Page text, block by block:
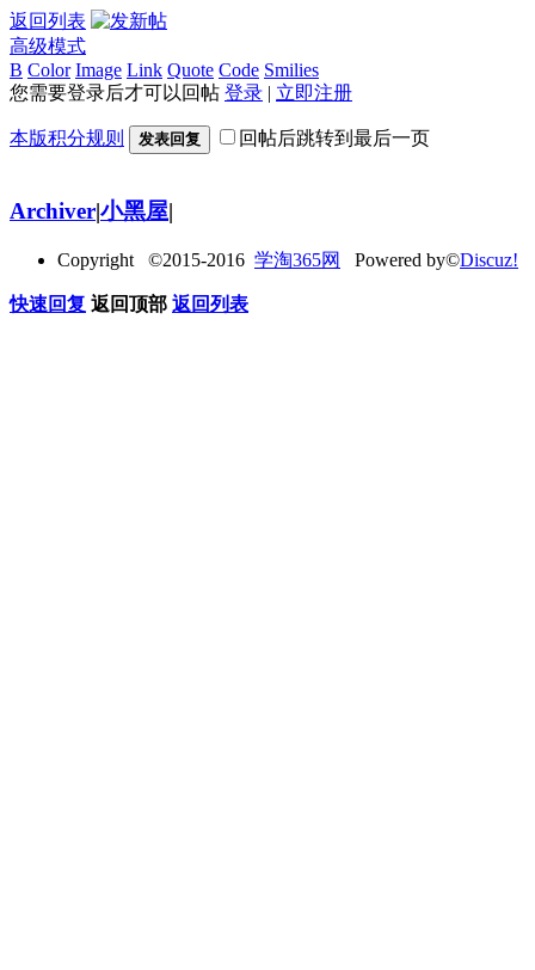
返回列表
高级模式
B Color Image Link Quote Code Smilies
您需要登录后才可以回帖 登录 | 立即注册
本版积分规则 发表回复 回帖后跳转到最后一页
Archiver|小黑屋|
Copyright ©2015-2016 学淘365网 Powered by©Discuz!
快速回复 返回顶部 返回列表